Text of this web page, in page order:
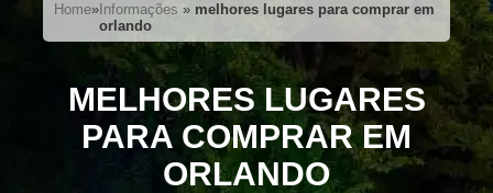
Home» Informações » melhores lugares para comprar em
orlando
MELHORES LUGARES
PARA COMPRAR EM
ORLANDO